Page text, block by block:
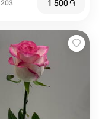
203 1 500֏